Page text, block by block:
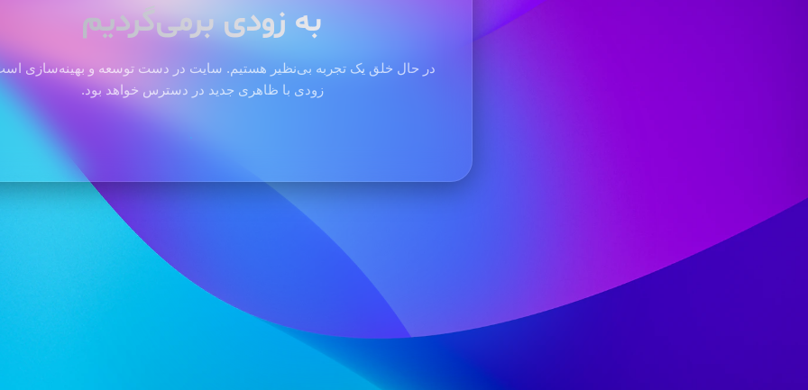
به زودی برمی‌گردیم
در حال خلق یک تجربه بی‌نظیر هستیم. سایت در دست توسعه و بهینه‌سازی
زودی با ظاهری جدید در دسترس خواهد بود.